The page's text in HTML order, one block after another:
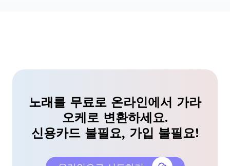
맞춤 플레이리스트에 최고
MP3 파일을 노래방 버전으로 변환하는 이 도구의 효
스트를 만드는 데 완벽해요!
노래를 무료로 온라인에서 가라
오케로 변환하세요.
신용카드 불필요, 가입 불필요!